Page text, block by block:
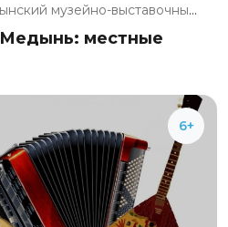
Медынский музейно-выставочный...
местные
6+